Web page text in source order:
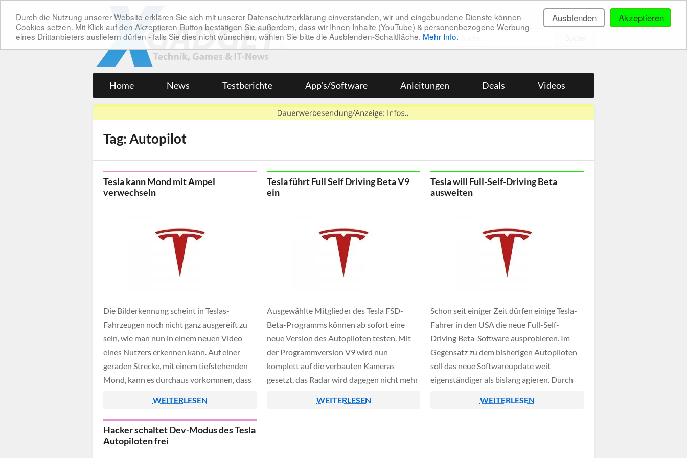
Akzeptieren
Ausblenden
Durch die Nutzung unserer Website erklären Sie sich mit unserer Datenschutzerklärung einverstanden, wir und eingebundene Dienste können
Cookies setzen. Mit Klick auf den Akzeptieren-Button bestätigen Sie außerdem, dass wir Ihnen Inhalte (YouTube) & personenbezogene Werbung
eines Drittanbieters ausliefern dürfen - falls Sie dies nicht wünschen, wählen Sie bitte die Ausblenden-Schaltfläche. Mehr Info.
Home News Testberichte App's/Software Anleitungen Deals Videos
Tag: Autopilot
Tesla kann Mond mit Ampel
verwechseln
Die Bilderkennung scheint in Teslas-
Fahrzeugen noch nicht ganz ausgereift zu
sein, wie man nun in einem neuen Video
eines Nutzers erkennen kann. Auf einer
geraden Strecke, mit einem tiefstehenden
Mond, kann es durchaus vorkommen, dass
Ampel verwechselt. Aufgrund der angeblich
erkannten Ampel möchte der Autopilot
auch kontinuierlich das Fahrzeug […]
WEITERLESEN
Tesla führt Full Self Driving Beta V9
ein
Ausgewählte Mitglieder des Tesla FSD-
Beta-Programms können ab sofort eine
neue Version des Autopiloten testen. Mit
der Programmversion V9 wird nun
komplett auf die verbauten Kameras
gesetzt, das Radar wird dagegen nicht mehr
zu einem ruppigen Fahrstil führte.
WEITERLESEN
Tesla will Full-Self-Driving Beta
ausweiten
Schon seit einiger Zeit dürfen einige Tesla-
Fahrer in den USA die neue Full-Self-
Driving Beta-Software ausprobieren. Im
Gegensatz zu dem bisherigen Autopiloten
soll das neue Softwareupdate weit
eigenständiger als bislang agieren. Durch
angekündigt das Beta-Programm für das
WEITERLESEN
Hacker schaltet Dev-Modus des Tesla
Autopiloten frei